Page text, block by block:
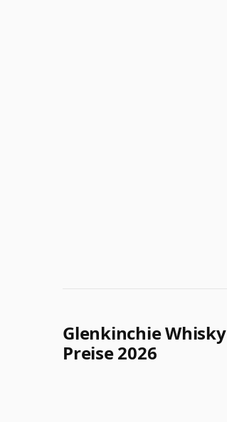
Glenkinchie Whisky
Preise 2026